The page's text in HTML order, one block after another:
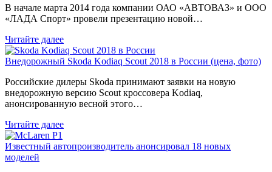
В начале марта 2014 года компании ОАО «АВТОВАЗ» и ООО
«ЛАДА Спорт» провели презентацию новой…
Читайте далее
Внедорожный Skoda Kodiaq Scout 2018 в России (цена, фото)
Российские дилеры Skoda принимают заявки на новую
внедорожную версию Scout кроссовера Kodiaq,
анонсированную весной этого…
Читайте далее
Известный автопроизводитель анонсировал 18 новых
моделей